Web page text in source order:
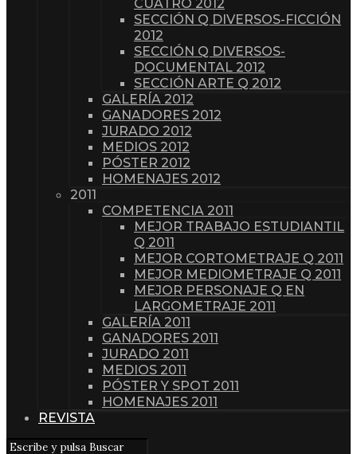
CUATRO 2012
SECCIÓN Q DIVERSOS-FICCIÓN
2012
SECCIÓN Q DIVERSOS-
DOCUMENTAL 2012
SECCIÓN ARTE Q 2012
GALERÍA 2012
GANADORES 2012
JURADO 2012
MEDIOS 2012
PÓSTER 2012
HOMENAJES 2012
2011
COMPETENCIA 2011
MEJOR TRABAJO ESTUDIANTIL
Q 2011
MEJOR CORTOMETRAJE Q 2011
MEJOR MEDIOMETRAJE Q 2011
MEJOR PERSONAJE Q EN
LARGOMETRAJE 2011
GALERÍA 2011
GANADORES 2011
JURADO 2011
MEDIOS 2011
PÓSTER Y SPOT 2011
HOMENAJES 2011
REVISTA